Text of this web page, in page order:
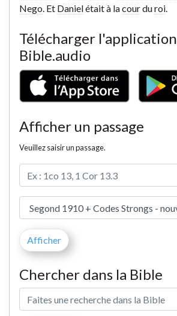
Nego . Et Danielétait à lacourduroi
Télécharger l'application
Bible.audio
Afficher un passage
Veuillez saisir un passage.
Chercher dans la Bible